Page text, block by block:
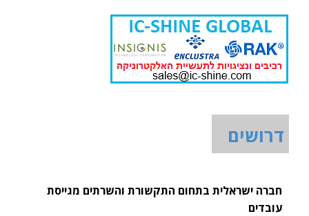
דרושים
חברה ישראלית בתחום התקשורת והשרתים מגייסת
עובדים